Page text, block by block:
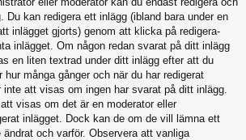
Du kan redigera ett inlägg (ibland bara under en
inlägget gjorts) genom att klicka på redigera-
inlägget. Om någon redan svarat på ditt inlägg
en liten textrad under ditt inlägg efter att du
många gånger och när du har redigerat
att visas om ingen har svarat på ditt inlägg.
visas om det är en moderator eller
inlägget. Dock kan de om de vill lämna ett
och varför. Observera att vanliga